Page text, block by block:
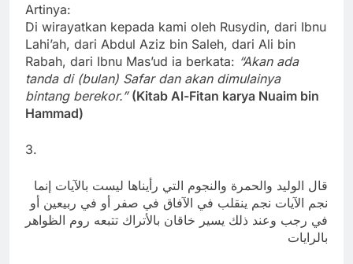
Artinya:
Di wirayatkan kepada kami oleh Rusydin, dari Ibnu
Lahi’ah, dari Abdul Aziz bin Saleh, dari Ali bin
Rabah, dari Ibnu Mas’ud ia berkata: “Akan ada
tanda di (bulan) Safar dan akan dimulainya
bintang berekor.” (Kitab Al-Fitan karya Nuaim bin
Hammad)
3.
قال الوليد والحمرة والنجوم التي رأيناها ليست بالآيات إنما
نجم الآيات نجم ينقلب في الآفاق في صفر أو في ربيعين أو
في رجب وعند ذلك يسير خاقان بالأتراك تتبعه روم الظواهر
بالرايات